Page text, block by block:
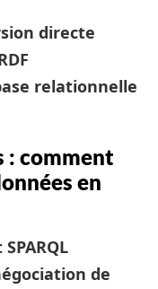
directe
relationnelle
: comment
en
de